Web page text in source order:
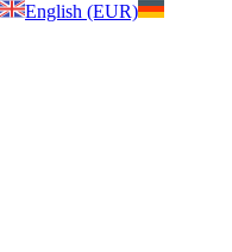
English (EUR)